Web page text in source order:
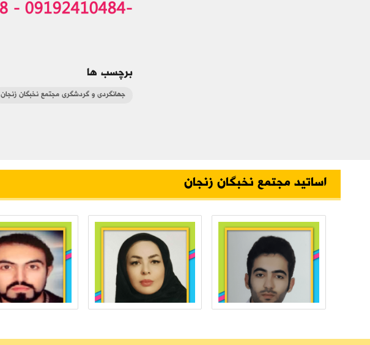
-09192410484 - 02433544688تماس فرمایید
برچسب ها
جهانگردی و گردشگری مجتمع نخبگان زنجان
اساتید مجتمع نخبگان زنجان